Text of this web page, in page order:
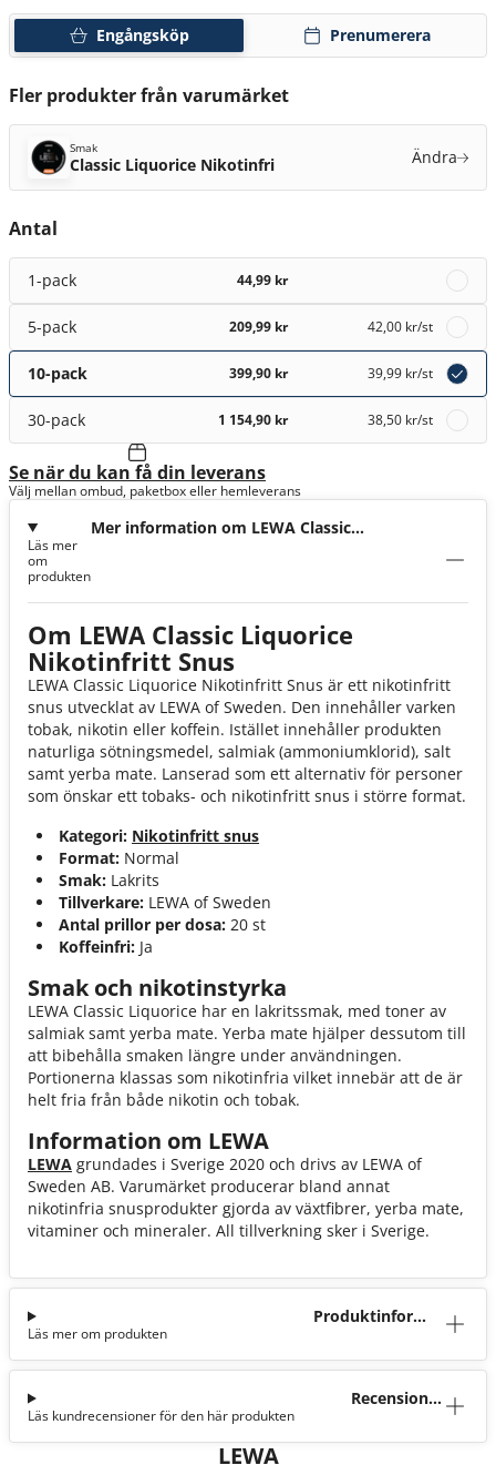
Engångsköp Prenumerera
Fler produkter från varumärket
Smak
Classic Liquorice Nikotinfri Ändra
Antal
1-pack 44,99 kr
5-pack 209,99 kr 42,00 kr/st
10-pack 399,90 kr 39,99 kr/st
30-pack 1 154,90 kr 38,50 kr/st
Se när du kan få din leverans
Välj mellan ombud, paketbox eller hemleverans
Mer information om LEWA Classic
Läs mer
om
produkten
Om LEWA Classic Liquorice
Nikotinfritt Snus
LEWA Classic Liquorice Nikotinfritt Snus är ett nikotinfritt
snus utvecklat av LEWA of Sweden. Den innehåller varken
tobak, nikotin eller koffein. Istället innehåller produkten
naturliga sötningsmedel, salmiak (ammoniumklorid), salt
samt yerba mate. Lanserad som ett alternativ för personer
som önskar ett tobaks- och nikotinfritt snus i större format.
Kategori: Nikotinfritt snus
Format: Normal
Smak: Lakrits
Tillverkare: LEWA of Sweden
Antal prillor per dosa: 20 st
Koffeinfri: Ja
Smak och nikotinstyrka
LEWA Classic Liquorice har en lakritssmak, med toner av
salmiak samt yerba mate. Yerba mate hjälper dessutom till
att bibehålla smaken längre under användningen.
Portionerna klassas som nikotinfria vilket innebär att de är
helt fria från både nikotin och tobak.
Information om LEWA
LEWA grundades i Sverige 2020 och drivs av LEWA of
Sweden AB. Varumärket producerar bland annat
nikotinfria snusprodukter gjorda av växtfibrer, yerba mate,
vitaminer och mineraler. All tillverkning sker i Sverige.
Produktinforma
Läs mer om produkten
Recensioner
Läs kundrecensioner för den här produkten
LEWA